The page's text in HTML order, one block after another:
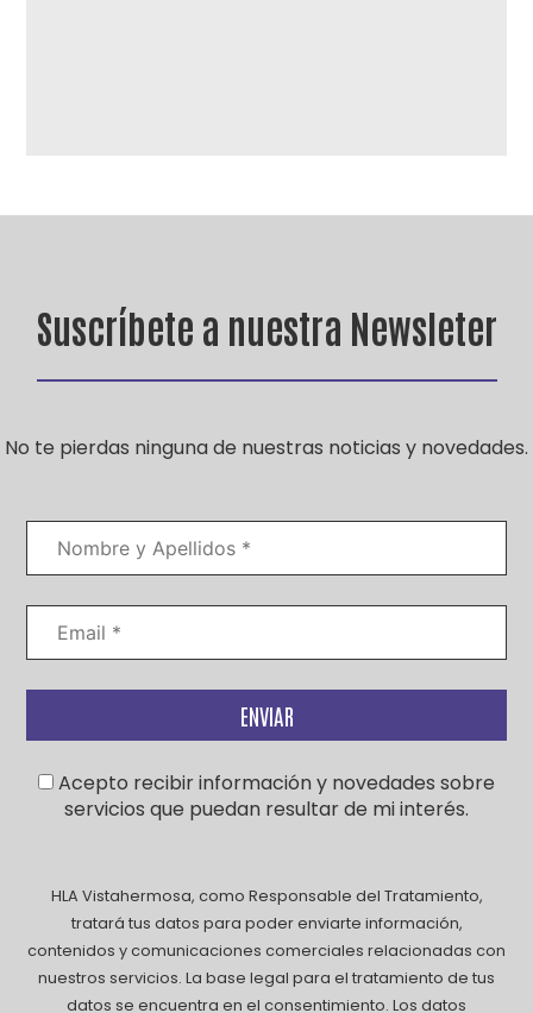
Suscríbete a nuestra Newsleter
No te pierdas ninguna de nuestras noticias y novedades.
Acepto recibir información y novedades sobre
servicios que puedan resultar de mi interés.
HLA Vistahermosa, como Responsable del Tratamiento,
tratará tus datos para poder enviarte información,
contenidos y comunicaciones comerciales relacionadas con
nuestros servicios. La base legal para el tratamiento de tus
datos se encuentra en el consentimiento. Los datos